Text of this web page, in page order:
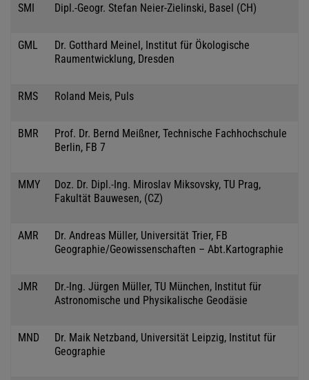
SMI Dipl.-Geogr. Stefan Neier-Zielinski, Basel (CH)
GML
Dr. Gotthard Meinel, Institut für Ökologische
Raumentwicklung, Dresden
RMS Roland Meis, Puls
BMR
Prof. Dr. Bernd Meißner, Technische Fachhochschule
Berlin, FB 7
MMY
Doz. Dr. Dipl.-Ing. Miroslav Miksovsky, TU Prag,
Fakultät Bauwesen, (CZ)
AMR
Dr. Andreas Müller, Universität Trier, FB
Geographie/Geowissenschaften – Abt.Kartographie
JMR
Dr.-Ing. Jürgen Müller, TU München, Institut für
Astronomische und Physikalische Geodäsie
MND
Dr. Maik Netzband, Universität Leipzig, Institut für
Geographie